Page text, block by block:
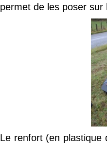
permet de les poser
Le renfort (en plastique